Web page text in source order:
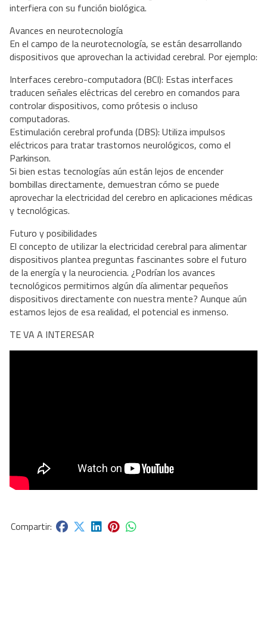
interfiera con su función biológica.
Avances en neurotecnología
En el campo de la neurotecnología, se están desarrollando
dispositivos que aprovechan la actividad cerebral. Por ejemplo:
Interfaces cerebro-computadora (BCI): Estas interfaces
traducen señales eléctricas del cerebro en comandos para
controlar dispositivos, como prótesis o incluso
computadoras.
Estimulación cerebral profunda (DBS): Utiliza impulsos
eléctricos para tratar trastornos neurológicos, como el
Parkinson.
Si bien estas tecnologías aún están lejos de encender
bombillas directamente, demuestran cómo se puede
aprovechar la electricidad del cerebro en aplicaciones médicas
y tecnológicas.
Futuro y posibilidades
El concepto de utilizar la electricidad cerebral para alimentar
dispositivos plantea preguntas fascinantes sobre el futuro
de la energía y la neurociencia. ¿Podrían los avances
tecnológicos permitirnos algún día alimentar pequeños
dispositivos directamente con nuestra mente? Aunque aún
estamos lejos de esa realidad, el potencial es inmenso.
TE VA A INTERESAR